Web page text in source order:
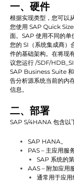
一、硬件
根据实现类型，您可以
您使用 SAP Quick
面。SAP 使用不同的单
您的 SI（系统集成商）
件的基础架构。在将现
议您运行 /SDF/
SAP Business Suite
告分析源系统当前的内
信息。
二、部署
SAP S/4HANA 包含以
SAP HANA。
PAS – 主应用服
SAP 系统的
AAS – 附加应用
通常用于应